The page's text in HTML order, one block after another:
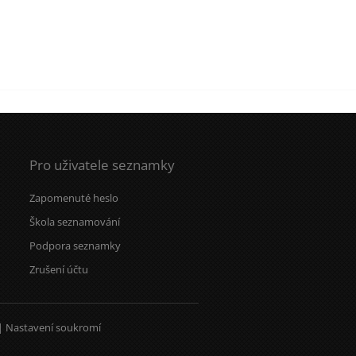
Pro uživatele seznamky
Zapomenuté heslo
Škola seznamování
Podpora seznamky
Zrušení účtu
| Nastavení soukromí